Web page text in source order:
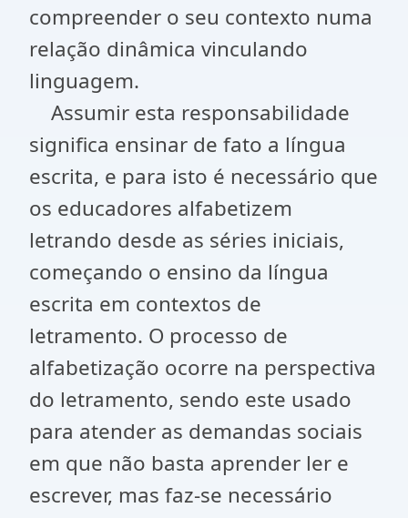
compreender o seu contexto numa
relação dinâmica vinculando
linguagem.
Assumir esta responsabilidade
significa ensinar de fato a língua
escrita, e para isto é necessário que
os educadores alfabetizem
letrando desde as séries iniciais,
começando o ensino da língua
escrita em contextos de
letramento. O processo de
alfabetização ocorre na perspectiva
do letramento, sendo este usado
para atender as demandas sociais
em que não basta aprender ler e
escrever, mas faz-se necessário